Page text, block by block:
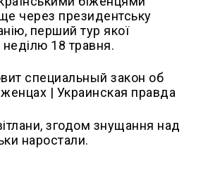
через президентську
перший тур якої
неділю 18 травня.
згодом знущання над
наростали.